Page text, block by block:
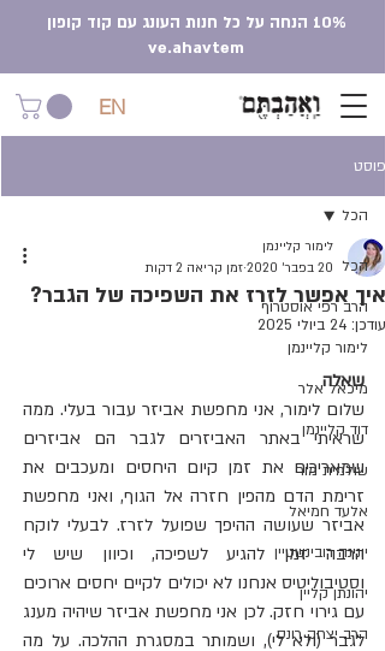
10% הנחה על כל חנות העונג עם קוד קופון
ve.ahavtem
EN
פוסט
הכל
הרב רפי אוסטרוף
לימור קליינמן
מיכאל אלר
דוד קליינמן
שולמית מור
אלעד חמיאל
יונינה רובינשטיין
יהונתן קליין
הרב יצחק רונס
הכל
איך אפשר לזרז את השפיכה של הגבר?
לימור קליינמן
20 בפבר׳ 2020
זמן קריאה 2 דקות
עודכן: 24 ביולי 2025
שאלה